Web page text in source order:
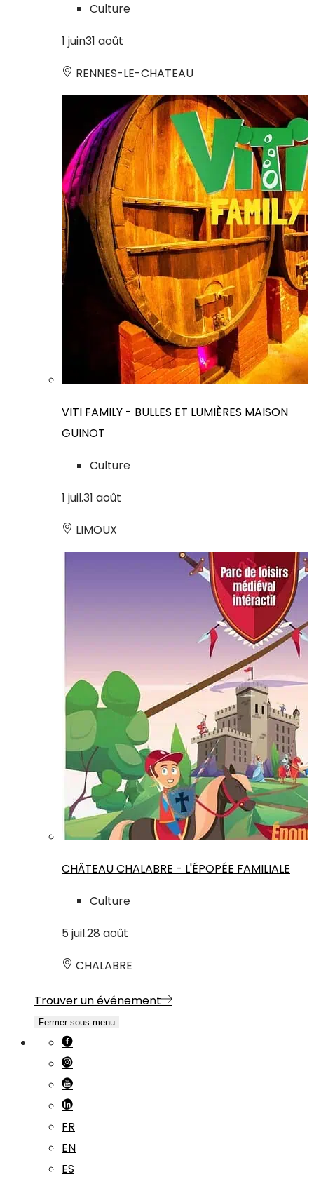
Culture
1 juin31 août
RENNES-LE-CHATEAU
VITI FAMILY - BULLES ET LUMIÈRES MAISON
GUINOT
Culture
1 juil.31 août
LIMOUX
CHÂTEAU CHALABRE - L'ÉPOPÉE FAMILIALE
Culture
5 juil.28 août
CHALABRE
Trouver un événement
Fermer sous-menu
FR
EN
ES